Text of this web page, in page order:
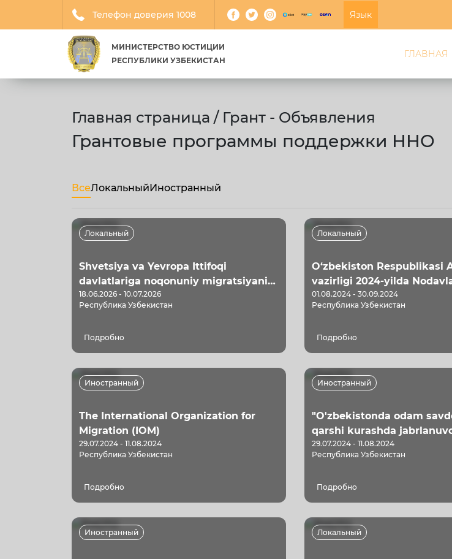
Телефон доверия 1008 Язык
МИНИСТЕРСТВО ЮСТИЦИИ
РЕСПУБЛИКИ УЗБЕКИСТАН
ГЛАВНАЯ
Главная страница / Грант - Объявления
Грантовые программы поддержки ННО
ВсеЛокальныйИностранный
Локальный
Shvetsiya va Yevropa Ittifoqi
davlatlariga noqonuniy migratsiyani
oldini olish
18.06.2026 - 10.07.2026
Республика Узбекистан
Подробно
Локальный
O‘zbekiston Respublikasi
vazirligi 2024-yilda Nodavlat notijorat
tashkilotlari o‘rtasida
ahamiyatga molik loyihani
buyurtmasini taqdim etish
tanlov E’LON QILADI
01.08.2024 - 30.09.2024
Республика Узбекистан
Подробно
Иностранный
The International Organization for
Migration (IOM)
29.07.2024 - 11.08.2024
Республика Узбекистан
Подробно
Иностранный
"O'zbekistonda odam
qarshi kurashda
qaratilgan yondashuvni
loyihasi
29.07.2024 - 11.08.2024
Республика Узбекистан
Подробно
Иностранный Локальный